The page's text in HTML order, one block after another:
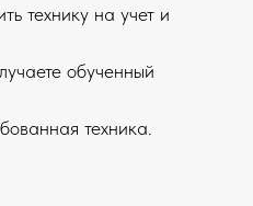
технику на учет и
обученный
техника.